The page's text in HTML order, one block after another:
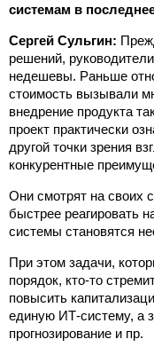
системам в
Сергей Сульгин:
решений,
недешевы. Раньше
стоимость вызывали
внедрение продукта
проект практически
другой точки зрения
конкурентные
Они смотрят на своих
быстрее реагировать
системы становятся
При этом задачи,
порядок, кто-то
повысить
единую ИТ-систему, а
прогнозирование и пр.